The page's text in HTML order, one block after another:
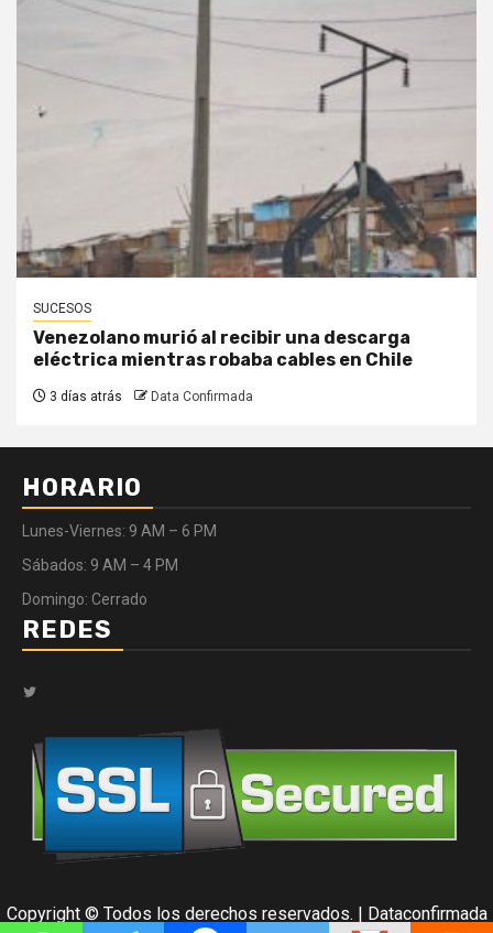
SUCESOS
Venezolano murió al recibir una descarga
eléctrica mientras robaba cables en Chile
3 días atrás Data Confirmada
HORARIO
Lunes-Viernes: 9 AM – 6 PM
Sábados: 9 AM – 4 PM
Domingo: Cerrado
REDES
Twitter
Copyright © Todos los derechos reservados. | Dataconfirmada